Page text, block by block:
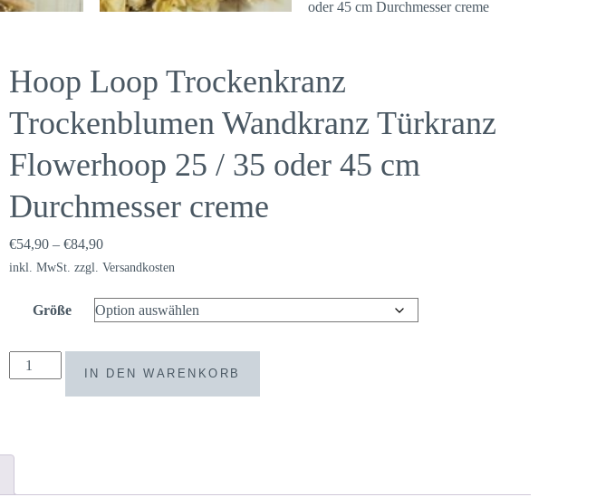
Hoop Loop Trockenkranz
Trockenblumen Wandkranz Türkranz
Flowerhoop 25 / 35 oder 45 cm
Durchmesser creme
€54,90 – €84,90
inkl. MwSt. zzgl. Versandkosten
Größe
Hoop
Wandkranz
IN DEN WARENKORB